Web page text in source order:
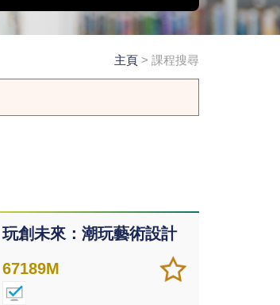
主頁 > 課程搜尋
玩創未來：潮玩藝術設計
加
入/
儲存
課程
67189M